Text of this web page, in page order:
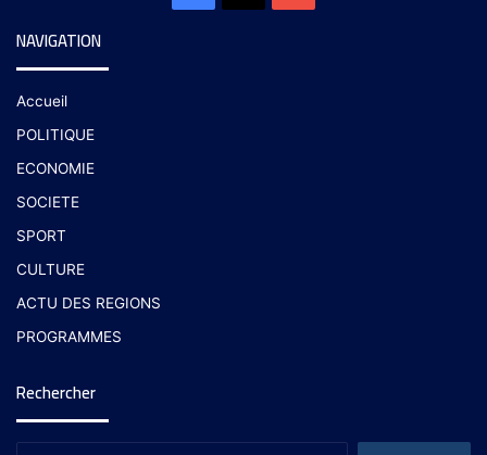
NAVIGATION
Accueil
POLITIQUE
ECONOMIE
SOCIETE
SPORT
CULTURE
ACTU DES REGIONS
PROGRAMMES
Rechercher